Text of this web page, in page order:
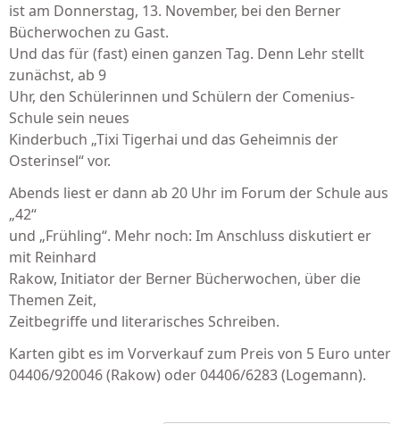
ist am Donnerstag, 13. November, bei den Berner
Bücherwochen zu Gast.
Und das für (fast) einen ganzen Tag. Denn Lehr stellt
zunächst, ab 9
Uhr, den Schülerinnen und Schülern der Comenius-
Schule sein neues
Kinderbuch „Tixi Tigerhai und das Geheimnis der
Osterinsel“ vor.
Abends liest er dann ab 20 Uhr im Forum der Schule aus
„42“
und „Frühling“. Mehr noch: Im Anschluss diskutiert er
mit Reinhard
Rakow, Initiator der Berner Bücherwochen, über die
Themen Zeit,
Zeitbegriffe und literarisches Schreiben.
Karten gibt es im Vorverkauf zum Preis von 5 Euro unter
04406/920046 (Rakow) oder 04406/6283 (Logemann).